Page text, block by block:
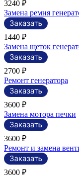
3240 ₽
Замена ремня
1440 ₽
Замена щеток
2700 ₽
Ремонт генератора
3600 ₽
Замена мотора печки
3600 ₽
Ремонт и замена
3600 ₽